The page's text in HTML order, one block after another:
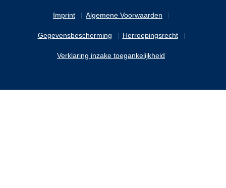
Imprint Algemene Voorwaarden
Gegevensbescherming Herroepingsrecht
Verklaring inzake toegankelijkheid